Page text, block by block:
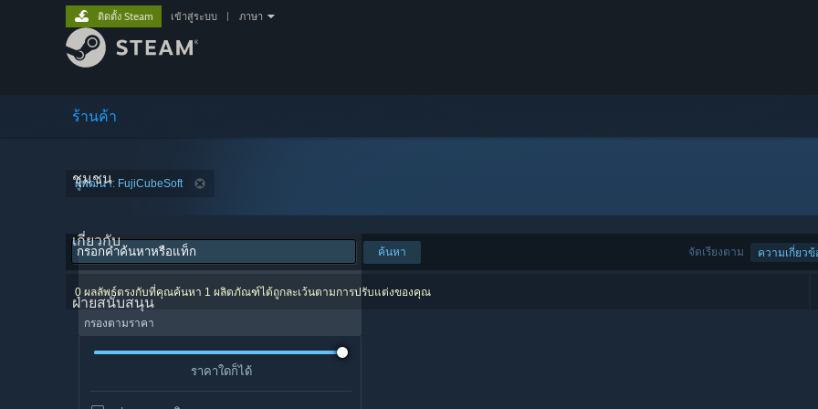
ร้านค้า
ชุมชน
เกี่ยวกับ
ฝ่ายสนับสนุน
ติดตั้ง Steam เข้าสู่ระบบ ภาษา
ผู้พัฒนา: FujiCubeSoft
จัดเรียงตาม ความเกี่ยวข้
ค้นหา
0 ผลลัพธ์ตรงกับที่คุณค้นหา 1 ผลิตภัณฑ์ได้ถูกละเว้นตามการปรับแต่งของคุณ
กรองตามราคา
ราคาใดก็ได้